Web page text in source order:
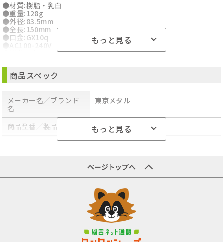
●材質:樹脂・乳白
●重量:128g
●外径:83.5mm
●全長:150mm
●口金:GX10q
●AC100-240V
●光源色:電球色
●色温度:3000K
●全光束:1595/lm
●Ra85
●定格寿命:4万時間
●FML27型用
●特徴:CISPR15
●注:調光・密閉・断熱材器具不可
●注:要電源工事
●沖縄・離島への配送料金は別途見積もり（配送不可の場合も有）
もっと見る
商品スペック
メーカー名／ブランド
名
東京メタル
商品型番／製品番号
LEFML27-L-TM
もっと見る
ページトップへ